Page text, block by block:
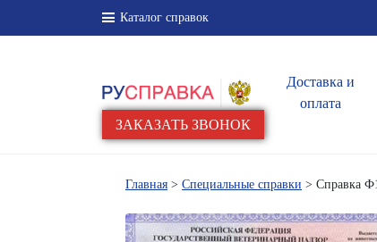
Каталог справок
Доставка и
оплата
ЗАКАЗАТЬ ЗВОНОК
Главная >Специальные справки > Справка